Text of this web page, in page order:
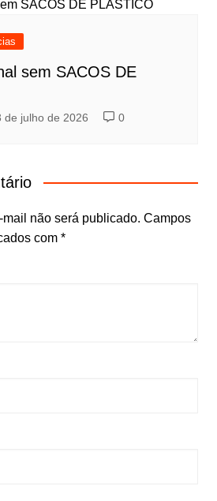
sem SACOS DE
de julho de 2026 0
não será publicado. Campos
com *